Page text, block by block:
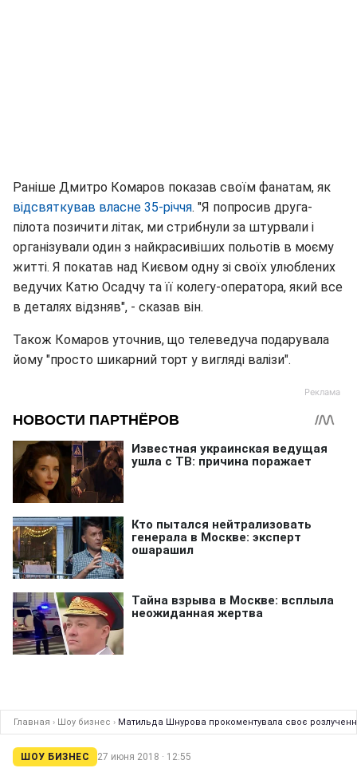
Раніше Дмитро Комаров показав своїм фанатам, як
відсвяткував власне 35-річчя. "Я попросив друга-
пілота позичити літак, ми стрибнули за штурвали і
організували один з найкрасивіших польотів в моєму
житті. Я покатав над Києвом одну зі своїх улюблених
ведучих Катю Осадчу та її колегу-оператора, який все
в деталях відзняв", - сказав він.
Також Комаров уточнив, що телеведуча подарувала
йому "просто шикарний торт у вигляді валізи".
Главная › Шоу бизнес › Матильда Шнурова прокоментувала своє
ШОУ БИЗНЕС 27 июня 2018 · 12:55